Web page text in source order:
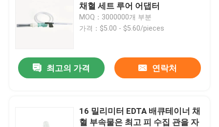
견적 요청
의학 실리콘 고무
충돌 시린지 플런저
채혈 세트 루어 어댑터
MOQ：3000000개 부분
가격：$5.00 - $5.60/pieces
최고의 가격 연락처
16 밀리미터 EDTA 배큐테이너 채
혈 부속물은 최고 피 수집 관을 자